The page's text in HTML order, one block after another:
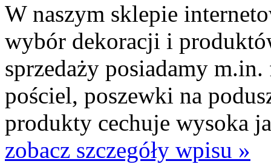
W naszym sklepie
wybór dekoracji i
sprzedaży posiadamy
pościel, poszewki na
produkty cechuje wysoka
zobacz szczegóły wpisu »